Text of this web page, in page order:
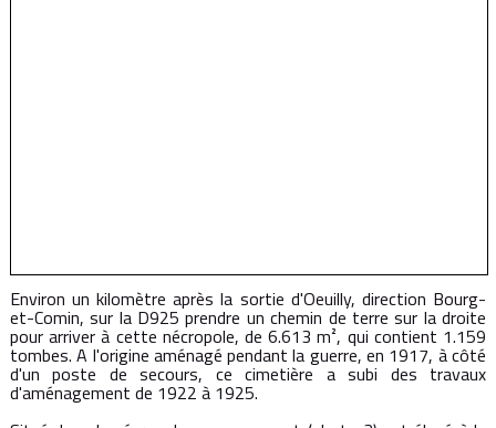
Environ un kilomètre après la sortie d'Oeuilly, direction Bourg-
et-Comin, sur la D925 prendre un chemin de terre sur la droite
pour arriver à cette nécropole, de 6.613 m², qui contient 1.159
tombes. A l'origine aménagé pendant la guerre, en 1917, à côté
d'un poste de secours, ce cimetière a subi des travaux
d'aménagement de 1922 à 1925.